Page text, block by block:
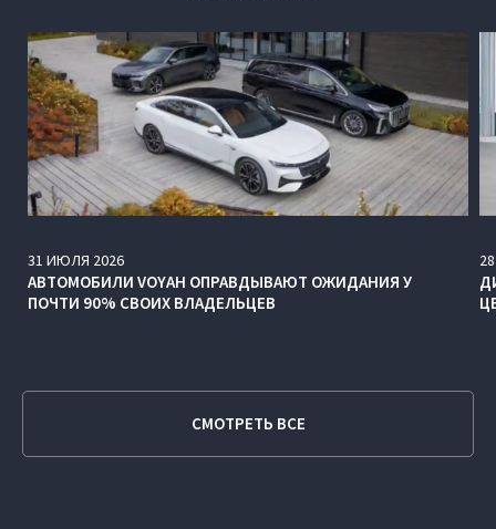
31 ИЮЛЯ 2026
АВТОМОБИЛИ VOYAH ОПРАВДЫВАЮТ ОЖИДАНИЯ У
ПОЧТИ 90% СВОИХ ВЛАДЕЛЬЦЕВ
28
СМОТРЕТЬ ВСЕ